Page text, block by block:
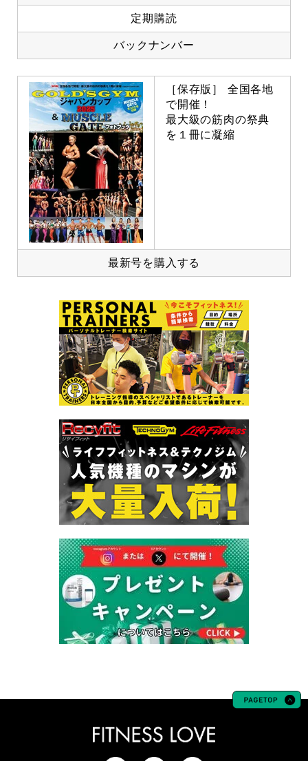
定期購読
バックナンバー
［保存版］ 全国各地
で開催！
最大級の筋肉の祭典
を１冊に凝縮
最新号を購入する